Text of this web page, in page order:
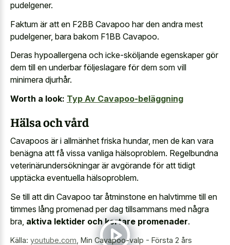
pudelgener.
Faktum är att en F2BB Cavapoo har den andra mest
pudelgener, bara bakom F1BB Cavapoo.
Deras hypoallergena och icke-sköljande egenskaper gör
dem till en underbar följeslagare för dem som vill
minimera djurhår.
Worth a look: Typ Av Cavapoo-beläggning
Hälsa och vård
Cavapoos är i allmänhet friska hundar, men de kan vara
benägna att få vissa vanliga hälsoproblem. Regelbundna
veterinärundersökningar är avgörande för att tidigt
upptäcka eventuella hälsoproblem.
Se till att din Cavapoo tar åtminstone en halvtimme till en
timmes lång promenad per dag tillsammans med några
bra, aktiva lektider och kortare promenader.
Källa: youtube.com Min Cavapoo-valp - Första 2 års